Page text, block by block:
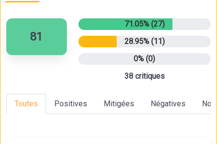
81
71.05% (27)
28.95% (11)
0% (0)
38 critiques
Toutes Positives Mitigées Négatives